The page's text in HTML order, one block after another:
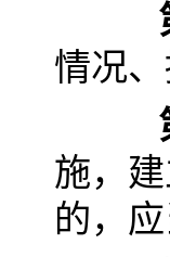
情况
施，
的，